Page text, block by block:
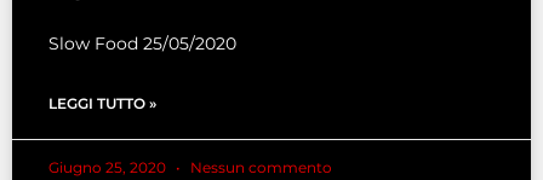
Slow Food 25/05/2020
LEGGI TUTTO »
Giugno 25, 2020 Nessun commento